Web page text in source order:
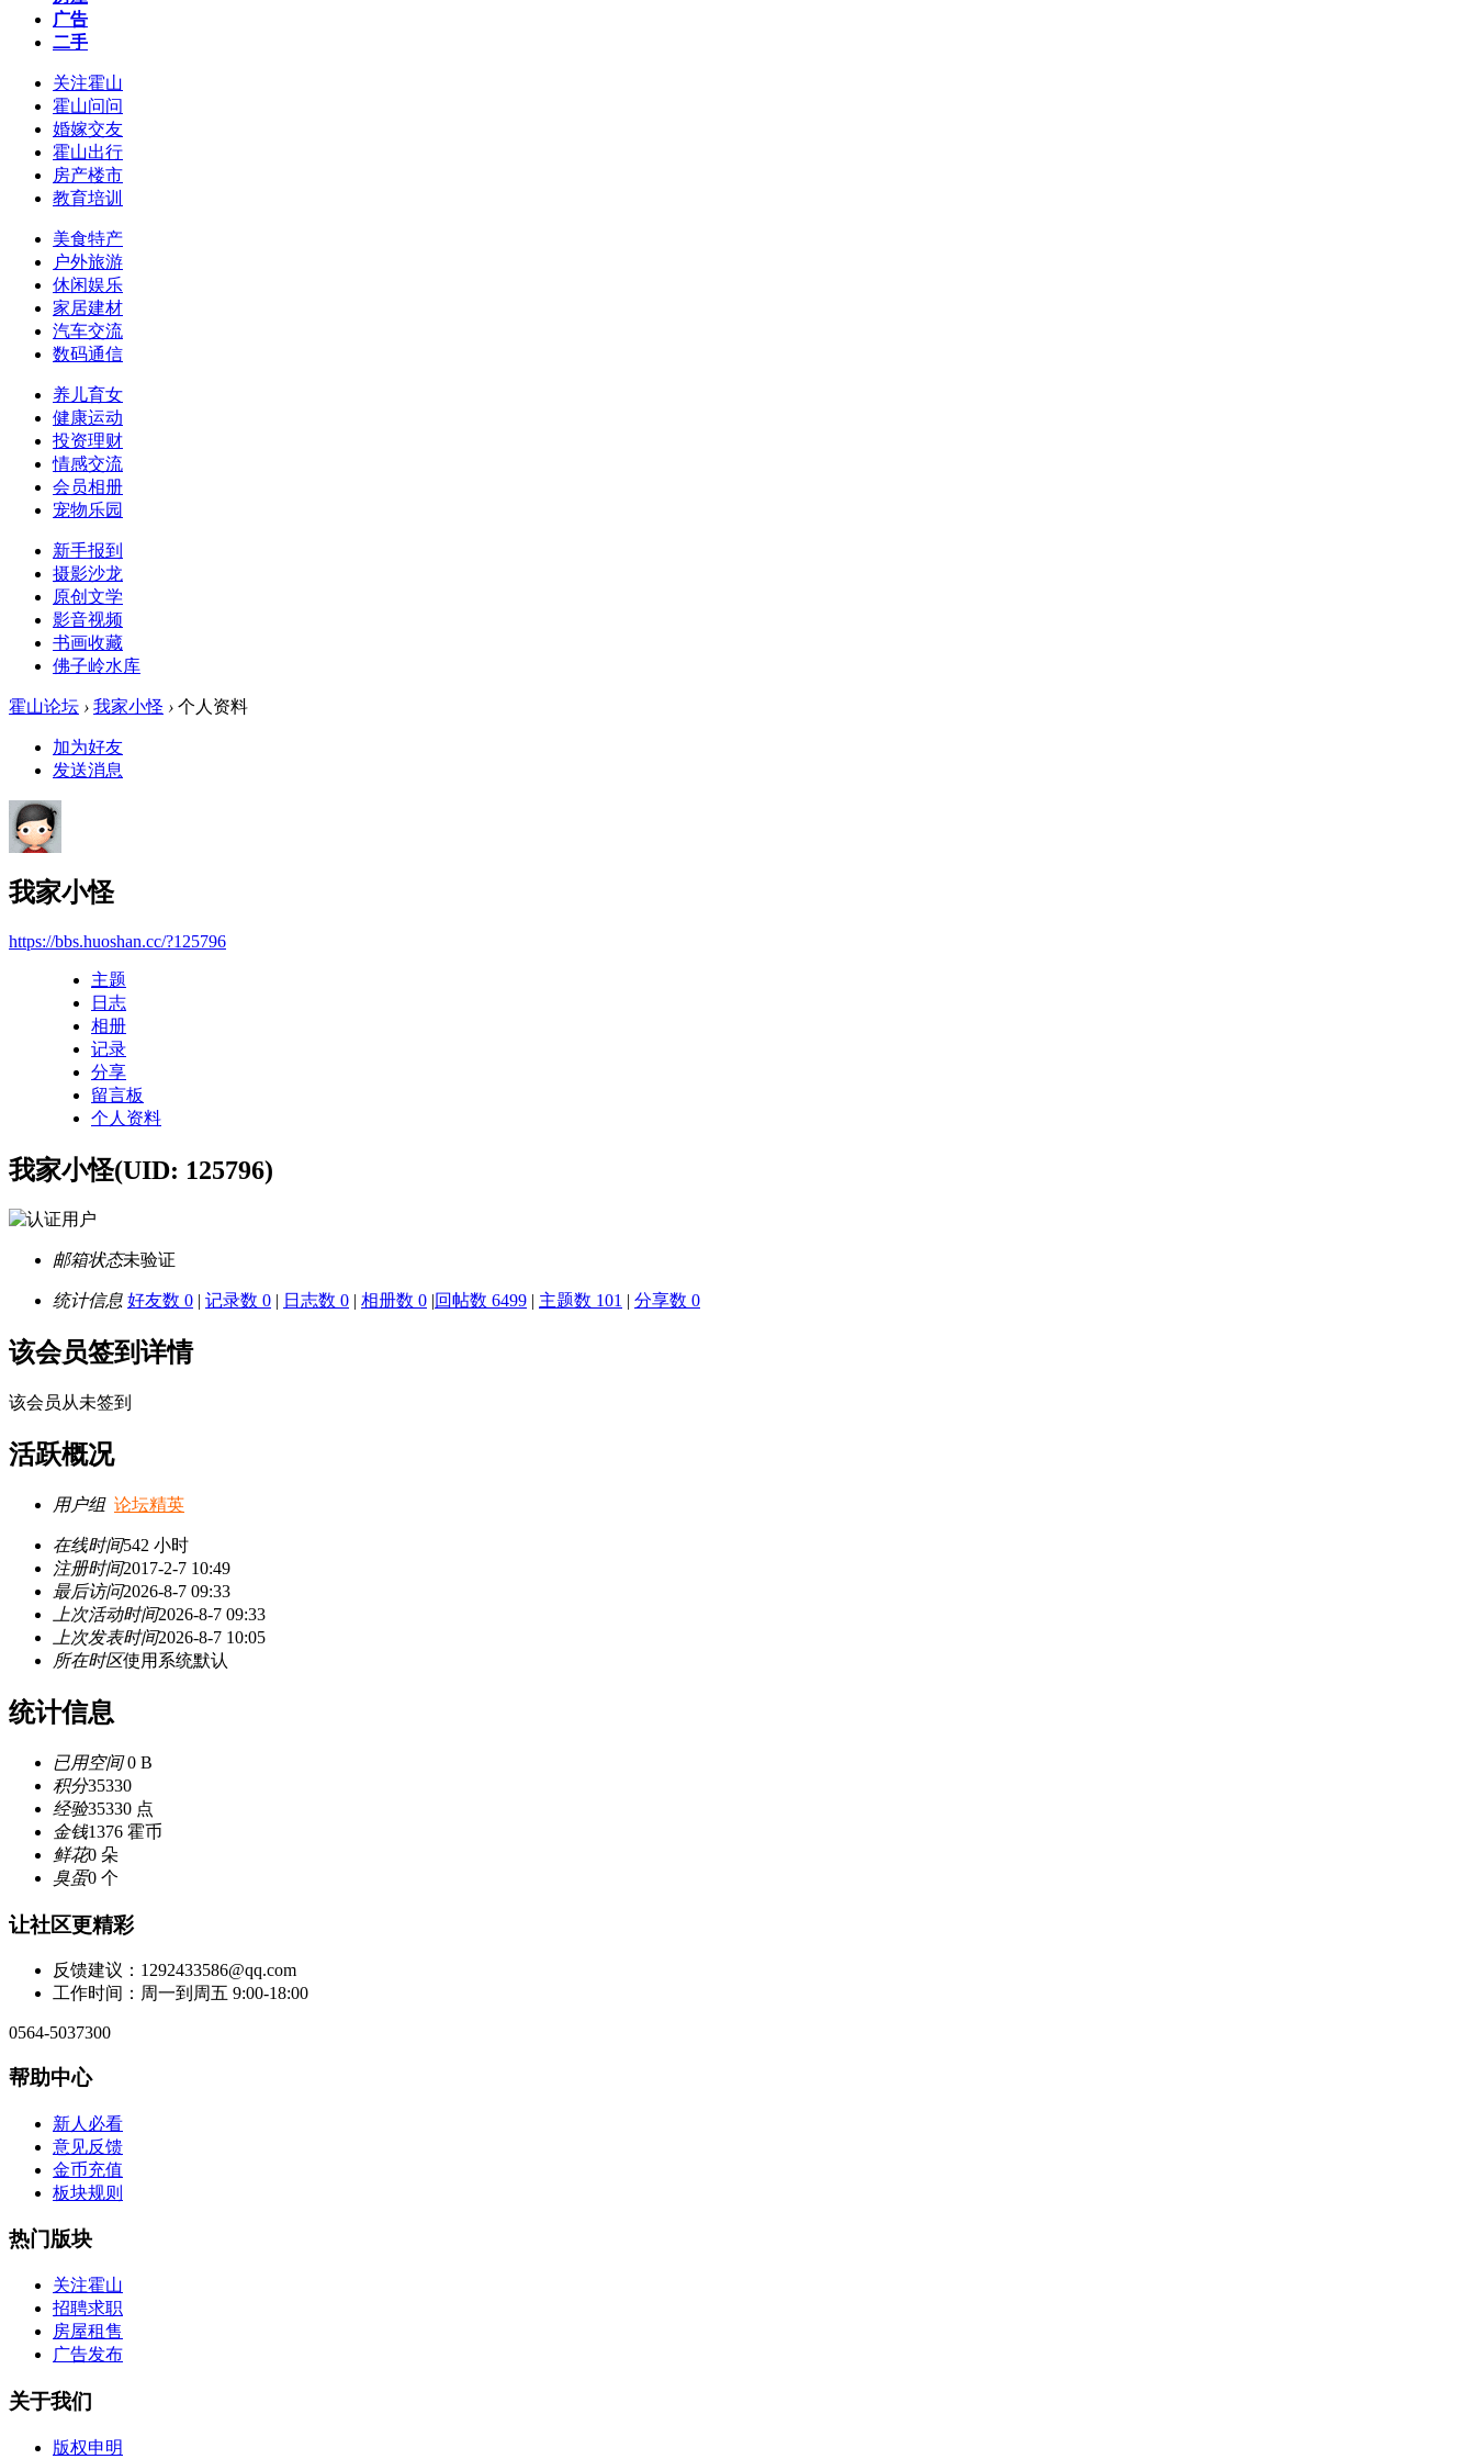
广告
二手
关注霍山
霍山问问
婚嫁交友
霍山出行
房产楼市
教育培训
美食特产
户外旅游
休闲娱乐
家居建材
汽车交流
数码通信
养儿育女
健康运动
投资理财
情感交流
会员相册
宠物乐园
新手报到
摄影沙龙
原创文学
影音视频
书画收藏
佛子岭水库
霍山论坛 › 我家小怪 › 个人资料
加为好友
发送消息
我家小怪
https://bbs.huoshan.cc/?125796
主题
日志
相册
记录
分享
留言板
个人资料
我家小怪(UID: 125796)
邮箱状态未验证
统计信息 好友数 0 | 记录数 0 | 日志数 0 | 相册数 0 |回帖数 6499 | 主题数 101 | 分享数 0
该会员签到详情
该会员从未签到
活跃概况
用户组 论坛精英
在线时间542 小时
注册时间2017-2-7 10:49
最后访问2026-8-7 09:33
上次活动时间2026-8-7 09:33
上次发表时间2026-8-7 10:05
所在时区使用系统默认
统计信息
已用空间0 B
积分35330
经验35330 点
金钱1376 霍币
鲜花0 朵
臭蛋0 个
让社区更精彩
反馈建议：1292433586@qq.com
工作时间：周一到周五 9:00-18:00
0564-5037300
帮助中心
新人必看
意见反馈
金币充值
板块规则
热门版块
关注霍山
招聘求职
房屋租售
广告发布
关于我们
版权申明